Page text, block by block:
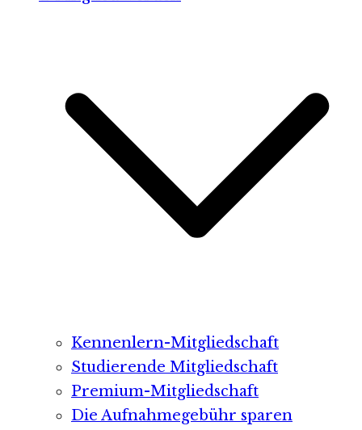
Kennenlern-Mitgliedschaft
Studierende Mitgliedschaft
Premium-Mitgliedschaft
Die Aufnahmegebühr sparen